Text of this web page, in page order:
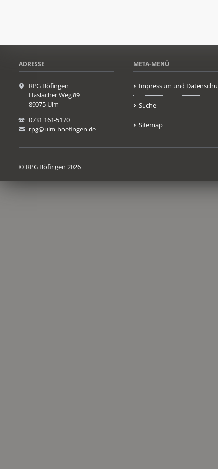
ADRESSE
RPG Böfingen
Haslacher Weg 89
89075 Ulm
0731 161-5170
rpg@ulm-boefingen.de
META-MENÜ
Impressum und
Suche
Sitemap
© RPG Böfingen 2026